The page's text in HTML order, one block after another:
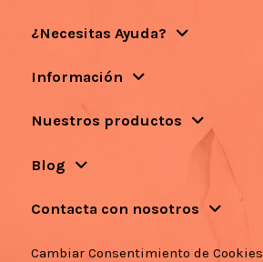
¿Necesitas Ayuda?
Información
Nuestros productos
Blog
Contacta con nosotros
Cambiar Consentimiento de Cookies